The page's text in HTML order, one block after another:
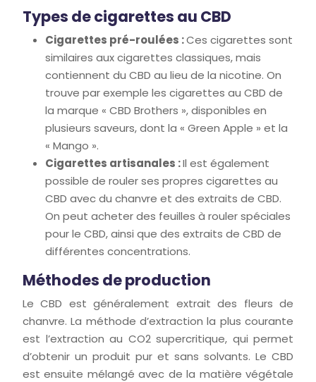
Types de cigarettes au CBD
Cigarettes pré-roulées :Ces cigarettes sont
similaires aux cigarettes classiques, mais
contiennent du CBD au lieu de la nicotine. On
trouve par exemple les cigarettes au CBD de
la marque « CBD Brothers », disponibles en
plusieurs saveurs, dont la « Green Apple » et la
« Mango ».
Cigarettes artisanales :Il est également
possible de rouler ses propres cigarettes au
CBD avec du chanvre et des extraits de CBD.
On peut acheter des feuilles à rouler spéciales
pour le CBD, ainsi que des extraits de CBD de
différentes concentrations.
Méthodes de production
Le CBD est généralement extrait des fleurs de
chanvre. La méthode d’extraction la plus courante
est l’extraction au CO2 supercritique, qui permet
d’obtenir un produit pur et sans solvants. Le CBD
est ensuite mélangé avec de la matière végétale